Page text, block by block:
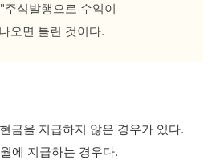
식발행으로 수익이
오면 틀린 것이다.
금을 지급하지 않은 경우가 있다.
에 지급하는 경우다.